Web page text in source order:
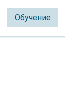
Обучение